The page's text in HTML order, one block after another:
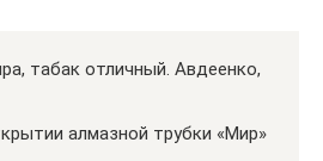
табак отличный. Авдеенко,
алмазной трубки «Мир»